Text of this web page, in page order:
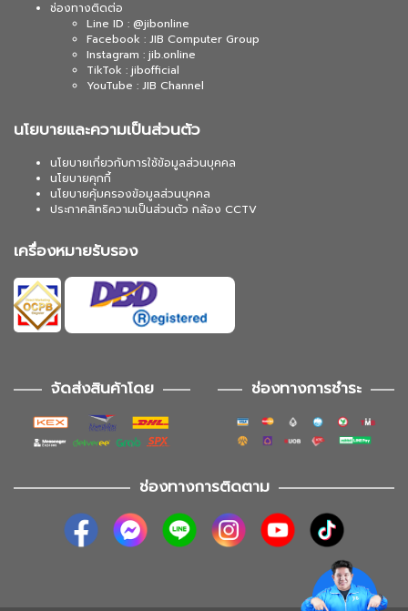
ช่องทางติดต่อ
Line ID : @jibonline
Facebook : JIB Computer Group
Instagram : jib.online
TikTok : jibofficial
YouTube : JIB Channel
นโยบายและความเป็นส่วนตัว
นโยบายเกี่ยวกับการใช้ข้อมูลส่วนบุคคล
นโยบายคุกกี้
นโยบายคุ้มครองข้อมูลส่วนบุคคล
ประกาศสิทธิความเป็นส่วนตัว กล้อง CCTV
เครื่องหมายรับรอง
จัดส่งสินค้าโดย ช่องทางการชำระ
ช่องทางการติดตาม